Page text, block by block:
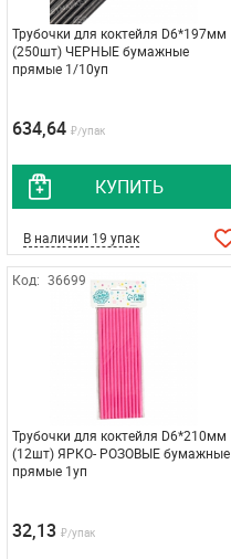
Трубочки для коктейля D6*197мм
(250шт) ЧЕРНЫЕ бумажные
прямые 1/10уп
634,64 ₽/упак
КУПИТЬ
В наличии 19 упак
Код: 36699
Трубочки для коктейля D6*210мм
(12шт) ЯРКО- РОЗОВЫЕ бумажные
прямые 1уп
32,13 ₽/упак